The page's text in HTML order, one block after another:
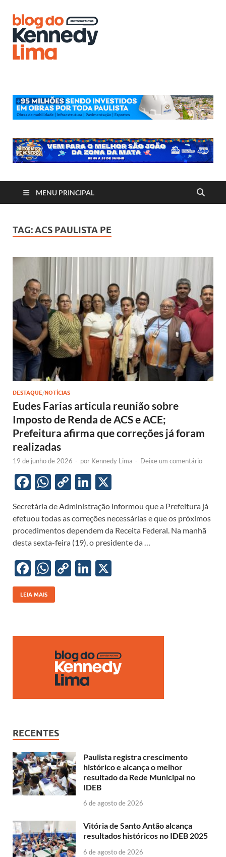
MENU PRINCIPAL
TAG:ACS PAULISTA PE
DESTAQUE/NOTÍCIAS
Eudes Farias articula reunião sobre
Imposto de Renda de ACS e ACE;
Prefeitura afirma que correções já foram
realizadas
19 de junho de 2026 - por Kennedy Lima - Deixe um comentário
F
e
b
o
o
k
W
at
s
A
p
p
C
p
y
Li
n
k
Li
k
e
dI
n
Secretária de Administração informou que a Prefeitura já
efetuou todas as correções necessárias e que os próximos
procedimentos dependem da Receita Federal. Na manhã
desta sexta-feira (19), o presidente da …
F
ac
e
o
W
h
at
A
p
p
C
Li
n
k
Li
dI
n
LEIA MAIS
RECENTES
Paulista registra crescimento
histórico e alcança o melhor
resultado da Rede Municipal no
IDEB
6 de agosto de 2026
Vitória de Santo Antão alcança
resultados históricos no IDEB 2025
6 de agosto de 2026